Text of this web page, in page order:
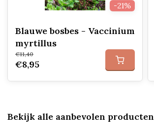
-21%
Blauwe bosbes - Vaccinium
myrtillus
€11,40
€8,95
Bekijk alle aanbevolen producten